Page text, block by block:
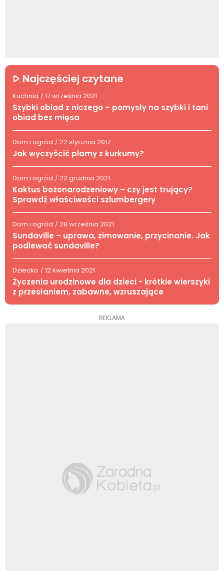
Najczęściej czytane
Kuchnia / 17 września 2021
Szybki obiad z niczego – pomysły na szybki i tani
obiad bez mięsa
Dom i ogród / 22 stycznia 2017
Jak wyczyścić plamy z kurkumy?
Dom i ogród / 22 grudnia 2021
Kaktus bożonarodzeniowy – czy jest trujący?
Sprawdź właściwości szlumbergery
Dom i ogród / 28 września 2021
Sundaville – uprawa, zimowanie, przycinanie. Jak
podlewać sundaville?
Dziecko / 12 kwietnia 2021
Życzenia urodzinowe dla dzieci - krótkie wierszyki
z przesłaniem, zabawne, wzruszające
REKLAMA